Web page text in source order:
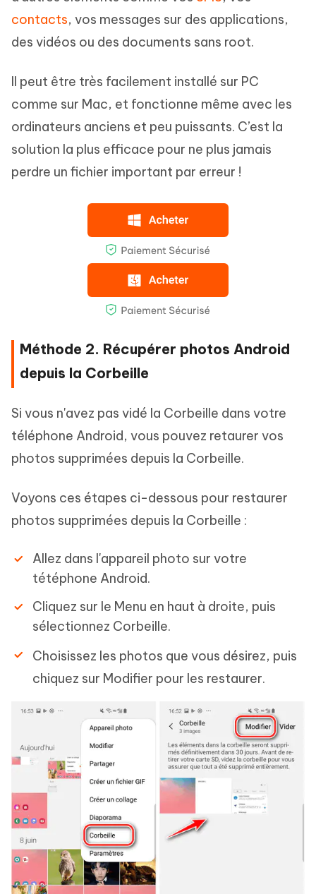
contacts, vos messages sur des applications,
des vidéos ou des documents sans root.
Il peut être très facilement installé sur PC
comme sur Mac, et fonctionne même avec les
ordinateurs anciens et peu puissants. C’est la
solution la plus efficace pour ne plus jamais
perdre un fichier important par erreur !
Méthode 2. Récupérer photos Android
depuis la Corbeille
Si vous n'avez pas vidé la Corbeille dans votre
téléphone Android, vous pouvez retaurer vos
photos supprimées depuis la Corbeille.
Voyons ces étapes ci-dessous pour restaurer
photos supprimées depuis la Corbeille :
Allez dans l'appareil photo sur votre
tétéphone Android.
Cliquez sur le Menu en haut à droite, puis
sélectionnez Corbeille.
Choisissez les photos que vous désirez, puis
chiquez sur Modifier pour les restaurer.